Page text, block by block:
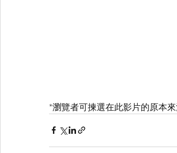
*瀏覽者可揀選在此影片的原本